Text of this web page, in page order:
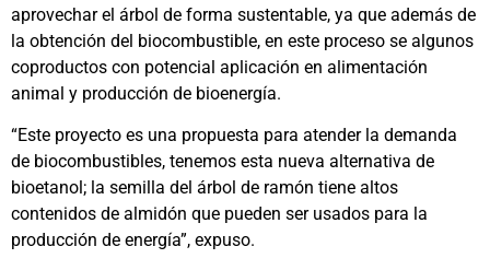
aprovechar el árbol de forma sustentable, ya que además de
la obtención del biocombustible, en este proceso se algunos
coproductos con potencial aplicación en alimentación
animal y producción de bioenergía.
“Este proyecto es una propuesta para atender la demanda
de biocombustibles, tenemos esta nueva alternativa de
bioetanol; la semilla del árbol de ramón tiene altos
contenidos de almidón que pueden ser usados para la
producción de energía”, expuso.